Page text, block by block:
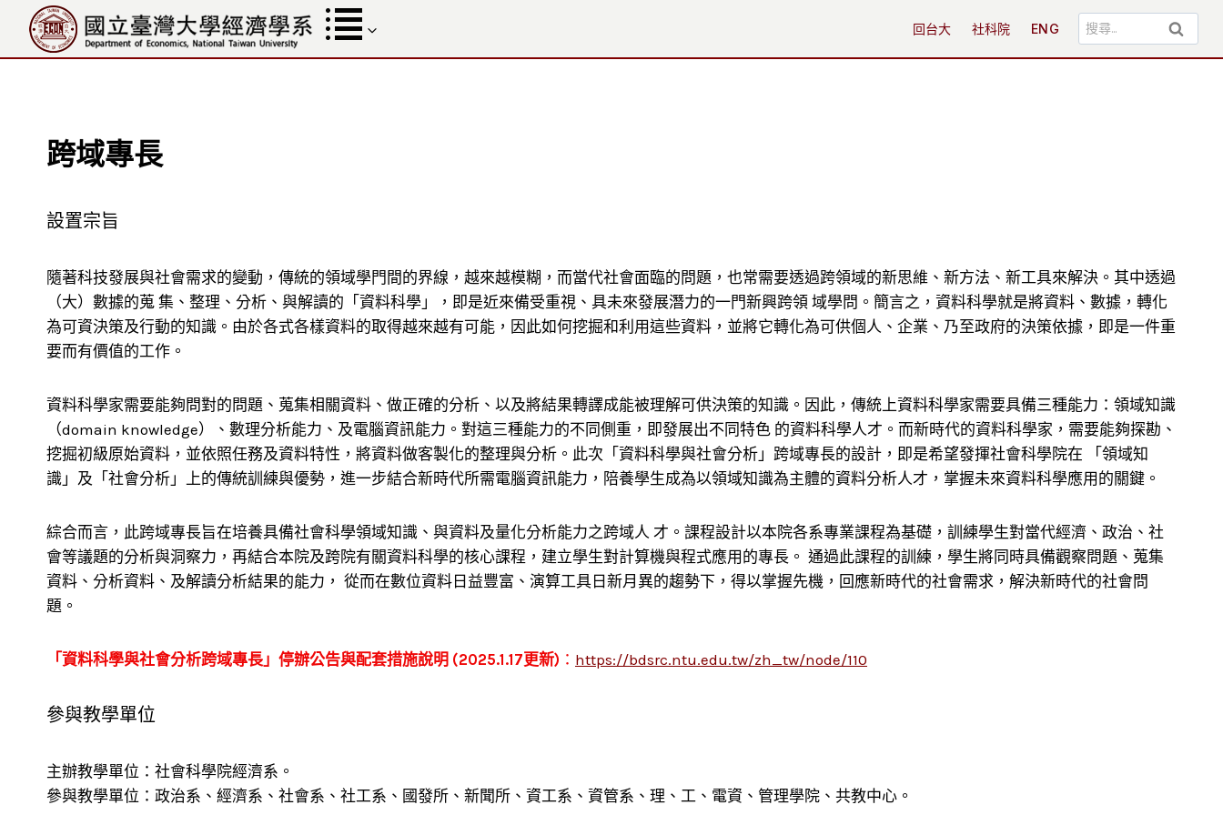
內
回台大 社科院 ENG
搜
尋
跨域專長
設置宗旨
隨著科技發展與社會需求的變動，傳統的領域學門間的界線，越來越模糊，而當代社會面臨的問題，也常需要透過跨領域的新思維、新方法、新工具來解決。其中透過
（大）數據的蒐 集、整理、分析、與解讀的「資料科學」，即是近來備受重視、具未來發展潛力的一門新興跨領 域學問。簡言之，資料科學就是將資料、數據，轉化
為可資決策及行動的知識。由於各式各樣資料的取得越來越有可能，因此如何挖掘和利用這些資料，並將它轉化為可供個人、企業、乃至政府的決策依據，即是一件重
要而有價值的工作。​
資料科學家需要能夠問對的問題、蒐集相關資料、做正確的分析、以及將結果轉譯成能被理解可供決策的知識。因此，傳統上資料科學家需要具備三種能力：領域知識
（domain knowledge）、數理分析能力、及電腦資訊能力。對這三種能力的不同側重，即發展出不同特色 的資料科學人才。而新時代的資料科學家，需要能夠探勘、
挖掘初級原始資料，並依照任務及資料特性，將資料做客製化的整理與分析。​此次「資料科學與社會分析」跨域專長的設計，即是希望發揮社會科學院在 「領域知
識」及「社會分析」上的傳統訓練與優勢，進一步結合新時代所需電腦資訊能力，陪養學生成為以領域知識為主體的資料分析人才，掌握未來資料科學應用的關鍵。​
綜合而言，此跨域專長旨在培養具備社會科學領域知識、與資料及量化分析能力之跨域人 才。課程設計以本院各系專業課程為基礎，訓練學生對當代經濟、政治、社
會等議題的分析與洞察力，再結合本院及跨院有關資料科學的核心課程，建立學生對計算機與程式應用的專長。 通過此課程的訓練，學生將同時具備觀察問題、蒐集
資料、分析資料、及解讀分析結果的能力， 從而在數位資料日益豐富、演算工具日新月異的趨勢下，得以掌握先機，回應新時代的社會需求，解決新時代的社會問
題。 ​
「資料科學與社會分析跨域專長」停辦公告與配套措施說明 (2025.1.17更新) ： https://bdsrc.ntu.edu.tw/zh_tw/node/110
參與教學單位
主辦教學單位：社會科學院經濟系。
參與教學單位：政治系、經濟系、社會系、社工系、國發所、新聞所、資工系、資管系、理、工、電資、管理學院、共教中心。